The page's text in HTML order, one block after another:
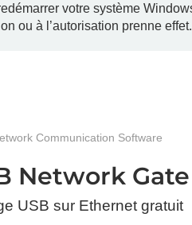
votre système
ou à l’autorisation prenne effet.
Communication Software
Network Gate
USB sur Ethernet gratuit